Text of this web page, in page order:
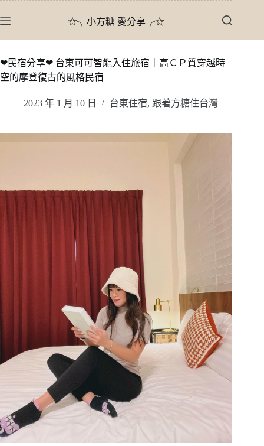
至
內
容
☆╮小方糖 愛分享╭☆
❤民宿分享❤ 台東可可智能入住旅宿｜高ＣＰ質穿越時
空的摩登復古的風格民宿
2023 年 1 月 10 日 台東住宿, 跟著方糖住台灣